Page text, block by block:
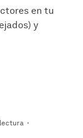
en tu
y